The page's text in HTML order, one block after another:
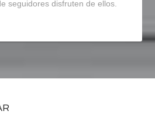
seguidores disfruten de ellos.